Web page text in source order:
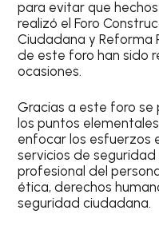
para evitar que
realizó el Foro
Ciudadana y Reforma
de este foro han sido
ocasiones.
Gracias a este foro
los puntos
enfocar los esfuerzos
servicios de
profesional del
ética, derechos
seguridad ciudadana.